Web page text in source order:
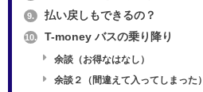
9. 払い戻しもできるの？
10. T-money バスの乗り降り
余談（お得なはなし）
余談２（間違えて入ってしまった）